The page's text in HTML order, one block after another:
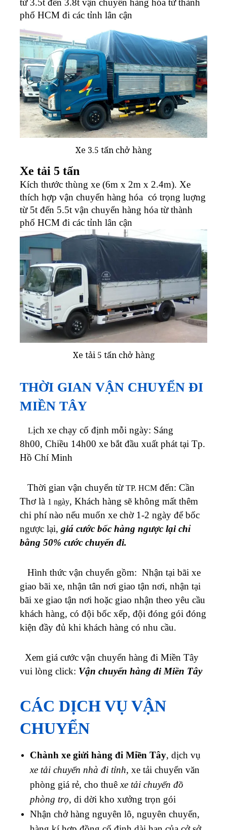
từ 3.5t đến 3.8t vận chuyển hàng hóa từ thành
phố HCM đi các tỉnh lân cận
Xe 3.5 tấn chở hàng
Xe tải 5 tấn
Kích thước thùng xe (6m x 2m x 2.4m). Xe
thích hợp vận chuyển hàng hóa có trọng luợng
từ 5t đến 5.5t vận chuyển hàng hóa từ thành
phố HCM đi các tỉnh lân cận
Xe tải 5 tấn chở hàng
THỜI GIAN VẬN CHUYỂN ĐI
MIỀN TÂY
Lịch xe chạy cố định mỗi ngày: Sáng
8h00, Chiều 14h00 xe bắt đầu xuất phát tại Tp.
Hồ Chí Minh
Thời gian vận chuyển từ TP. HCM đến: Cần
Thơlà 1 ngày, Khách hàng sẽ không mất thêm
chi phí nào nếu muốn xe chờ 1-2 ngày để bốc
ngược lại, giá cước bốc hàng ngược lại chỉ
bằng 50% cước chuyến đi.
Hình thức vận chuyển gồm: Nhận tại bãi xe
giao bãi xe, nhận tân nơi giao tận nơi, nhận tại
bãi xe giao tận nơi hoặc giao nhận theo yêu cầu
khách hàng, có đội bốc xếp, đội đóng gói đóng
kiện đầy đủ khi khách hàng có nhu cầu.
Xem giá cước vận chuyển hàng đi Miền Tây
vui lòng click: Vận chuyển hàng đi Miền Tây
CÁC DỊCH VỤ VẬN
CHUYỂN
Chành xe giửi hàng đi Miền Tây, dịch vụ
xe tải chuyển nhà đi tỉnh, xe tải chuyển văn
phòng giá rẻ, cho thuê xe tải chuyển đồ
phòng trọ, di dời kho xưởng trọn gói
Nhận chở hàng nguyên lô, nguyên chuyến,